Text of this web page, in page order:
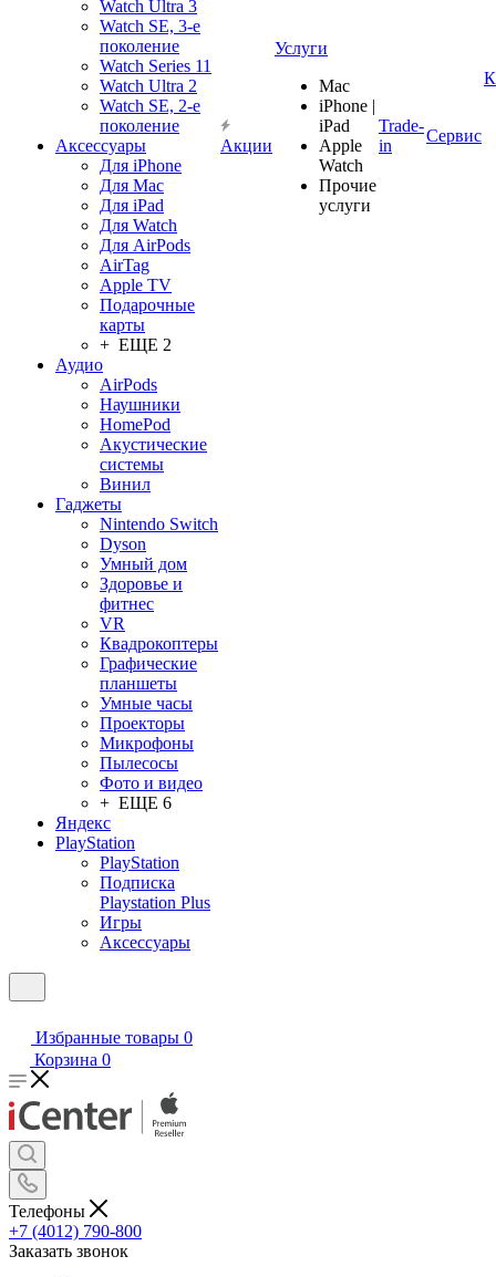
Watch Ultra 3
Watch SE, 3-е
поколение
Watch Series 11
Watch Ultra 2
Watch SE, 2-е
поколение
Аксессуары
Для iPhone
Для Mac
Для iPad
Для Watch
Для AirPods
AirTag
Apple TV
Подарочные
карты
+ ЕЩЕ 2
Аудио
AirPods
Наушники
HomePod
Акустические
системы
Винил
Гаджеты
Nintendo Switch
Dyson
Умный дом
Здоровье и
фитнес
VR
Квадрокоптеры
Графические
планшеты
Умные часы
Проекторы
Микрофоны
Пылесосы
Фото и видео
+ ЕЩЕ 6
Яндекс
PlayStation
PlayStation
Подписка
Playstation Plus
Игры
Аксессуары
Акции
Услуги
Mac
iPhone |
iPad
Apple
Watch
Прочие
услуги
Trade-
in
Сервис
Избранные товары 0
Корзина 0
Телефоны
+7 (4012) 790-800
Заказать звонок